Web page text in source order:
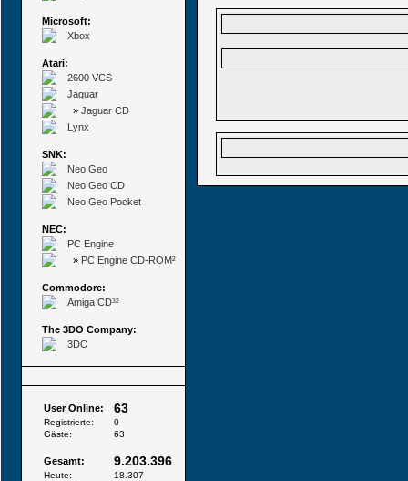
Microsoft:
Xbox
Atari:
2600 VCS
Jaguar
» Jaguar CD
Lynx
SNK:
Neo Geo
Neo Geo CD
Neo Geo Pocket
NEC:
PC Engine
» PC Engine CD-ROM²
Commodore:
Amiga CD³²
The 3DO Company:
3DO
User Online: 63
Registrierte:
0
Gäste:
63
Gesamt: 9.203.396
Heute:
18.307